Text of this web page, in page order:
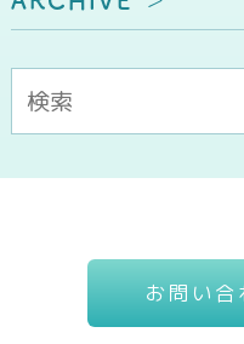
お問い合